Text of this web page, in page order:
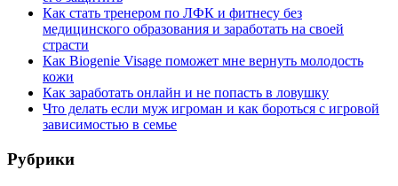
Как стать тренером по ЛФК и фитнесу без
медицинского образования и заработать на своей
страсти
Как Biogenie Visage поможет мне вернуть молодость
кожи
Как заработать онлайн и не попасть в ловушку
Что делать если муж игроман и как бороться с игровой
зависимостью в семье
Рубрики